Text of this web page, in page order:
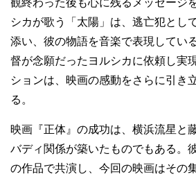
観終わった後も心に残るメッセージ
シカが歌う「太陽」は、逃亡犯とし
添い、彼の物語を音楽で表現してい
督が念願だったヨルシカに依頼し実
ションは、映画の感動をさらに引き
る。
映画『正体』の成功は、横浜流星と
バディ関係が築いたものでもある。
の作品で共演し、今回の映画はその